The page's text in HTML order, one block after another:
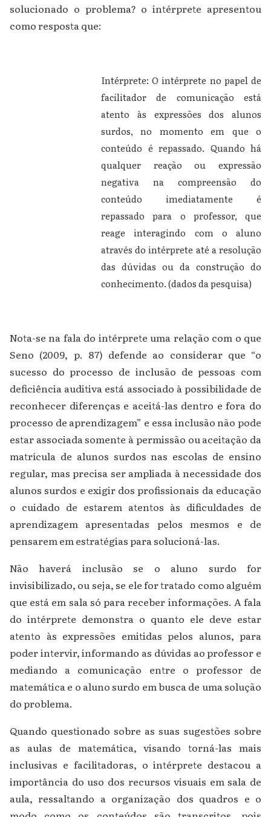
solucionado o problema? o intérprete apresentou
como resposta que:
Intérprete: O intérprete no papel de
facilitador de comunicação está
atento às expressões dos alunos
surdos, no momento em que o
conteúdo é repassado. Quando há
qualquer reação ou expressão
negativa na compreensão do
conteúdo imediatamente é
repassado para o professor, que
reage interagindo com o aluno
através do intérprete até a resolução
das dúvidas ou da construção do
conhecimento. (dados da pesquisa)
Nota-se na fala do intérprete uma relação com o que
Seno (2009, p. 87) defende ao considerar que “o
sucesso do processo de inclusão de pessoas com
deficiência auditiva está associado à possibilidade de
reconhecer diferenças e aceitá-las dentro e fora do
processo de aprendizagem” e essa inclusão não pode
estar associada somente à permissão ou aceitação da
matrícula de alunos surdos nas escolas de ensino
regular, mas precisa ser ampliada à necessidade dos
alunos surdos e exigir dos profissionais da educação
o cuidado de estarem atentos às dificuldades de
aprendizagem apresentadas pelos mesmos e de
pensarem em estratégias para solucioná-las.
Não haverá inclusão se o aluno surdo for
invisibilizado, ou seja, se ele for tratado como alguém
que está em sala só para receber informações. A fala
do intérprete demonstra o quanto ele deve estar
atento às expressões emitidas pelos alunos, para
poder intervir, informando as dúvidas ao professor e
mediando a comunicação entre o professor de
matemática e o aluno surdo em busca de uma solução
do problema.
Quando questionado sobre as suas sugestões sobre
as aulas de matemática, visando torná-las mais
inclusivas e facilitadoras, o intérprete destacou a
importância do uso dos recursos visuais em sala de
aula, ressaltando a organização dos quadros e o